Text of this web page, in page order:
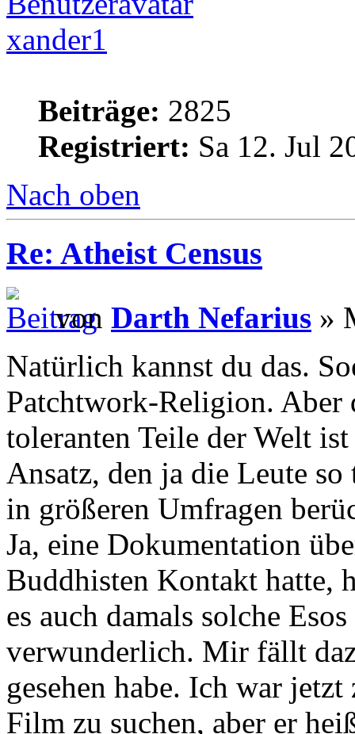
xander1
Beiträge: 2825
Registriert: Sa 12. Jul
Nach oben
Re: Atheist Census
von Darth Nefarius »
Natürlich kannst du das.
Patchtwork-Religion. Aber
toleranten Teile der Welt
Ansatz, den ja die Leute
in größeren Umfragen
Ja, eine Dokumentation
Buddhisten Kontakt hatte,
es auch damals solche
verwunderlich. Mir fällt
gesehen habe. Ich war
Film zu suchen, aber er